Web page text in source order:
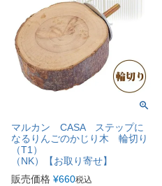
マルカン CASA ステップに
なるりんごのかじり木 輪切り
（T1）
（NK）【お取り寄せ】
販売価格 ¥660税込